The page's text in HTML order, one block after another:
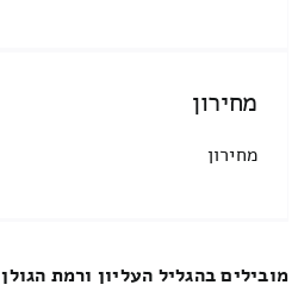
מחירון
מחירון
מובילים בהגליל העליון ורמת הגולן